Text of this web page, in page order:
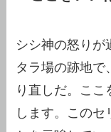
シシ神の怒りが
タラ場の跡地で
り直しだ。こ
します。このセ